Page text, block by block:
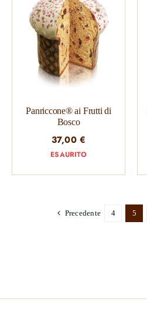
Panriccone® ai Frutti di
Bosco
37,00€
ESAURITO
Precedente 4 5